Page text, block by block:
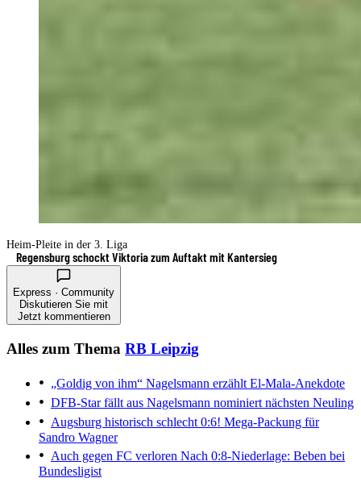
Heim-Pleite in der 3. Liga
Regensburg schockt Viktoria zum Auftakt mit Kantersieg
Express · Community
Diskutieren Sie mit
Jetzt kommentieren
Alles zum Thema RB Leipzig
„Goldig von ihm“ Nagelsmann erzählt El-Mala-Anekdote
DFB-Star fällt aus Nagelsmann nominiert nächsten Neuling
Augsburg historisch schlecht 0:6! Mega-Packung für
Sandro Wagner
Auch gegen FC verloren Nach 0:8-Niederlage: Beben bei
Bundesligist